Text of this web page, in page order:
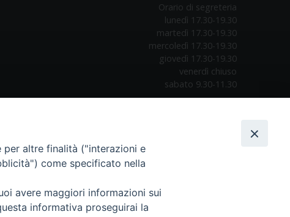
Orario di segreteria
lunedì 17.30-19.30
martedì 17.30-19.30
mercoledì 17.30-19.30
giovedì 17.30-19.30
venerdì chiuso
sabato 9.30-11.30
altre finalità ("interazioni e
come specificato nella
avere maggiori informazioni sui
informativa proseguirai la